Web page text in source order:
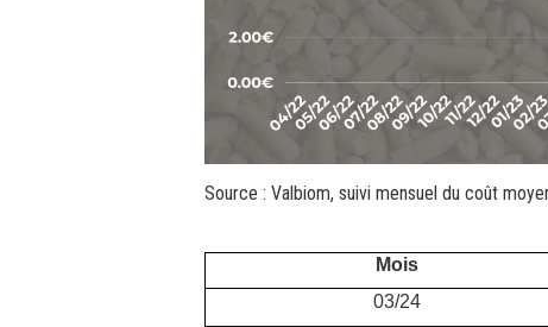
Source : Valbiom, suivi mensuel du coût
Mois
03/24